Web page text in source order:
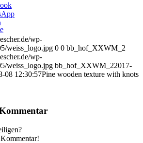
wp-
weiss_logo.jpg 0 0 bb_hof_XXWM_2
wp-
weiss_logo.jpg bb_hof_XXWM_22017-
08 12:30:57Pine wooden texture with knots